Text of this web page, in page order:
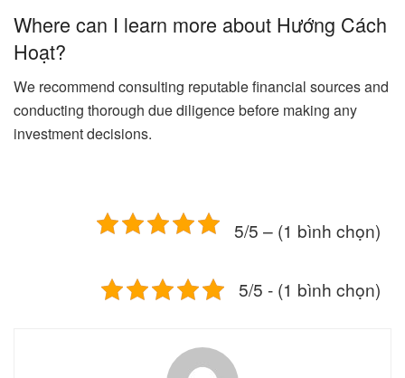
Where can I learn more about Hướng Cách
Hoạt?
We recommend consulting reputable financial sources and
conducting thorough due diligence before making any
investment decisions.
5/5 – (1 bình chọn)
5/5 - (1 bình chọn)